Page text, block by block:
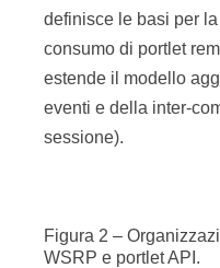
definisce le basi per
consumo di portlet
estende il modello
eventi e della inter-
sessione).
Figura 2 –
WSRP e portlet API.